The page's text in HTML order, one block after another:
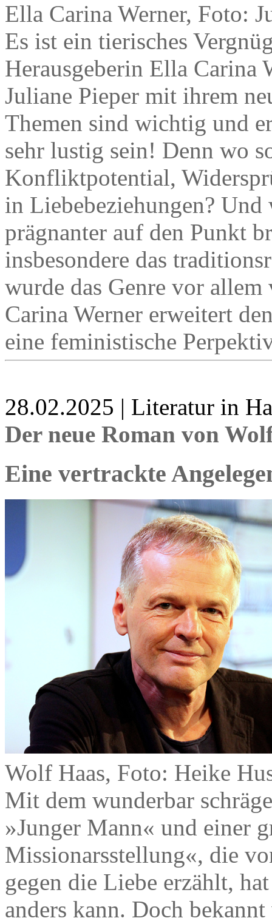
Ella Carina Werner, Foto:
Es ist ein tierisches
Herausgeberin Ella Carina
Juliane Pieper mit ihrem
Themen sind wichtig und
sehr lustig sein! Denn wo
Konfliktpotential,
in Liebebeziehungen?
prägnanter auf den Punkt
insbesondere das
wurde das Genre vor
Carina Werner erweitert
eine feministische
28.02.2025 | Literatur in
Der neue Roman von
Eine vertrackte
Wolf Haas, Foto: Heike
Mit dem wunderbar
»Junger Mann« und einer
Missionarsstellung«, die
gegen die Liebe erzählt,
anders kann. Doch